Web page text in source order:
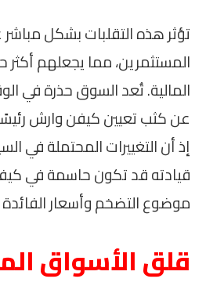
تؤثر هذه التقلبات بشكل مباشر
المستثمرين، مما يجعلهم أكثر
المالية. تُعد السوق حذرة في
عن كثب تعيين كيفن وارش رئيسًا
إذ أن التغييرات المحتملة في
قيادته قد تكون حاسمة في
موضوع التضخم وأسعار
قلق الأسواق